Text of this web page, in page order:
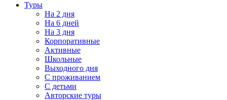
Туры
На 2 дня
На 6 дней
На 3 дня
Корпоративные
Активные
Школьные
Выходного дня
С проживанием
С детьми
Авторские туры